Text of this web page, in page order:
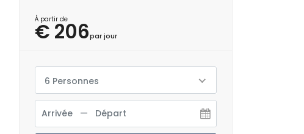
À partir de
€ 206par jour
6 Personnes